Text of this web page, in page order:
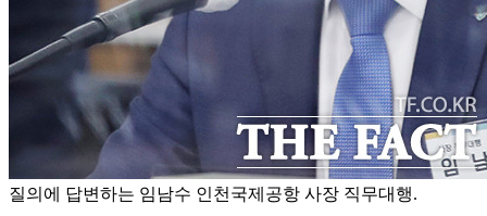
질의에 답변하는 임남수 인천국제공항 사장 직무대행.